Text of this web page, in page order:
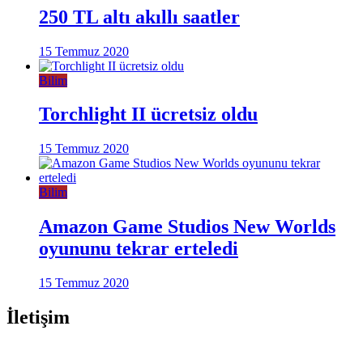
250 TL altı akıllı saatler
15 Temmuz 2020
Bilim
Torchlight II ücretsiz oldu
15 Temmuz 2020
Bilim
Amazon Game Studios New Worlds
oyununu tekrar erteledi
15 Temmuz 2020
İletişim